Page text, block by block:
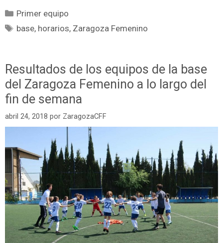
Primer equipo
base, horarios, Zaragoza Femenino
Resultados de los equipos de la base
del Zaragoza Femenino a lo largo del
fin de semana
abril 24, 2018 por ZaragozaCFF